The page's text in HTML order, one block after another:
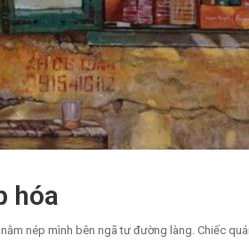
hóa
nép mình bên ngã tư đường làng. Chiếc